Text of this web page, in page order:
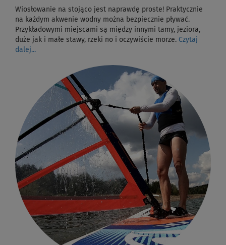
Wiosłowanie na stojąco jest naprawdę proste! Praktycznie
na każdym akwenie wodny można bezpiecznie pływać.
Przykładowymi miejscami są między innymi tamy, jeziora,
duże jak i małe stawy, rzeki no i oczywiście morze. Czytaj
dalej...